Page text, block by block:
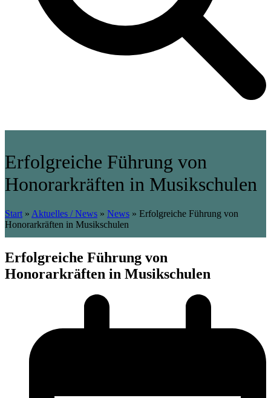
Erfolgreiche Führung von
Honorarkräften in Musikschulen
Start » Aktuelles / News » News » Erfolgreiche Führung von
Honorarkräften in Musikschulen
Erfolgreiche Führung von
Honorarkräften in Musikschulen